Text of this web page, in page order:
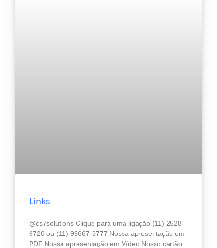
Links
@cs7solutions Clique para uma ligação (11) 2528-
6720 ou (11) 99667-6777 Nossa apresentação em
PDF Nossa apresentação em Vídeo Nosso cartão